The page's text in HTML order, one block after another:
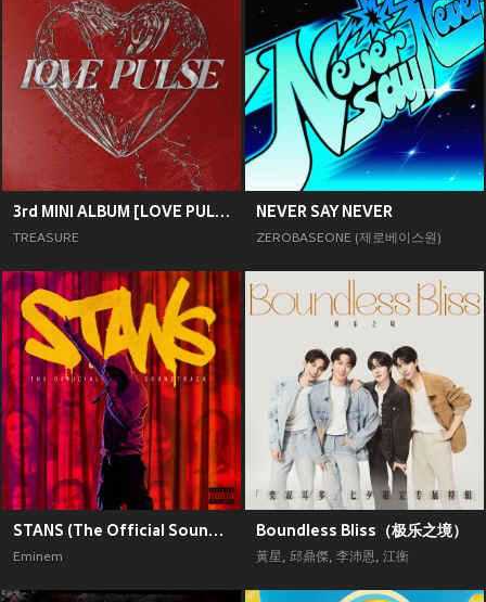
3rd MINI ALBUM [LOVE PULSE]
TREASURE
NEVER SAY NEVER
ZEROBASEONE (제로베이스원)
STANS (The Official Soundtrack) [Explicit]
Eminem
Boundless Bliss（极乐之境）
黃星, 邱鼎傑, 李沛恩, 江衡